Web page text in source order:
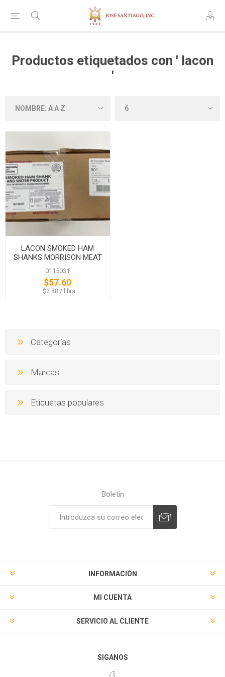
Productos etiquetados con ' lacon
'
LACON SMOKED HAM
SHANKS MORRISON MEAT
0115031
$57.60
‏‏‎ ‎‏‏‎ ‎$2.88 / libra
Categorías
Marcas
Etiquetas populares
Boletín
INFORMACIÓN
MI CUENTA
SERVICIO AL CLIENTE
SIGANOS